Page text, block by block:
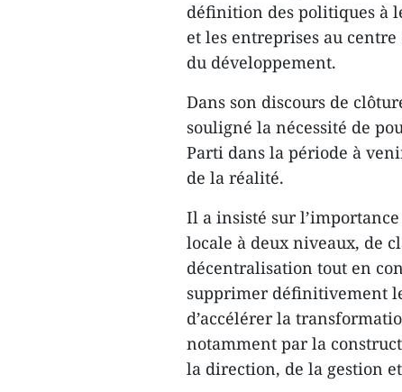
définition des politiques à
et les entreprises au
du développement.
Dans son discours de
souligné la nécessité de
Parti dans la période à
de la réalité.
Il a insisté sur
locale à deux niveaux, de
décentralisation tout en
supprimer définitivement
d’accélérer la
notamment par la
la direction, de la gestion